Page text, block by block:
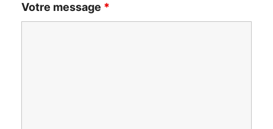
Votre message *